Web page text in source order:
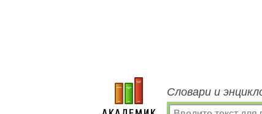
Словари и